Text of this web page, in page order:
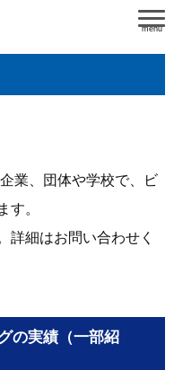
menu
業、団体や学校で、ビ
す。
詳細はお問い合わせく
の実績（一部紹